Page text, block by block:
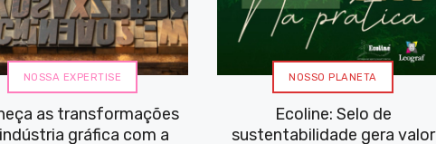
NOSSA EXPERTISE
as transformações
gráfica com a
NOSSO PLANETA
Ecoline: Selo de
sustentabilidade gera valor